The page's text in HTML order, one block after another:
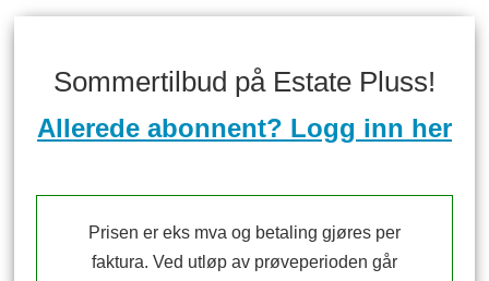
Sommertilbud på Estate Pluss!
Allerede abonnent? Logg inn her
Prisen er eks mva og betaling gjøres per
faktura. Ved utløp av prøveperioden går